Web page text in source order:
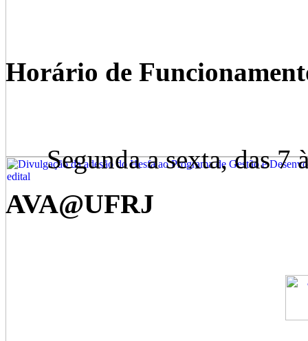
Horário de
Segunda a sexta, das 7
AVA@UFRJ